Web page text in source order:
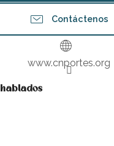
Contáctenos
www.cnportes.org
hablados
hablados